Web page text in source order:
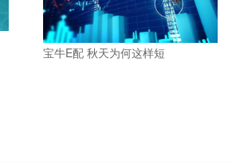
宝牛E配 秋天为何这样短